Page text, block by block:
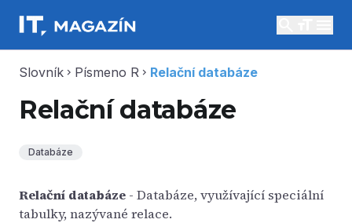
Slovník chevron_right Písmeno R chevron_right Relační databáze
Relační databáze
Databáze
Relační databáze - Databáze, využívající speciální
tabulky, nazývané relace.